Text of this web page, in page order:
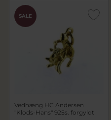
SALE
Vedhæng HC Andersen
"Klods-Hans" 925s. forgyldt